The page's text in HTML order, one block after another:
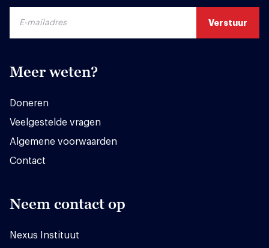
Meer weten?
Doneren
Veelgestelde vragen
Algemene voorwaarden
Contact
Neem contact op
Nexus Instituut